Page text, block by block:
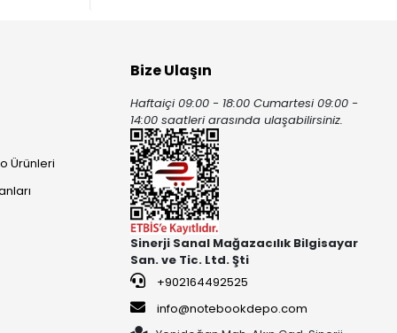
Ürünleri
Bize Ulaşın
Haftaiçi 09:00 - 18:00 Cumartesi 09:00 -
14:00 saatleri arasında ulaşabilirsiniz.
Sinerji Sanal Mağazacılık Bilgisayar
San. ve Tic. Ltd. Şti
+902164492525
info@notebookdepo.com